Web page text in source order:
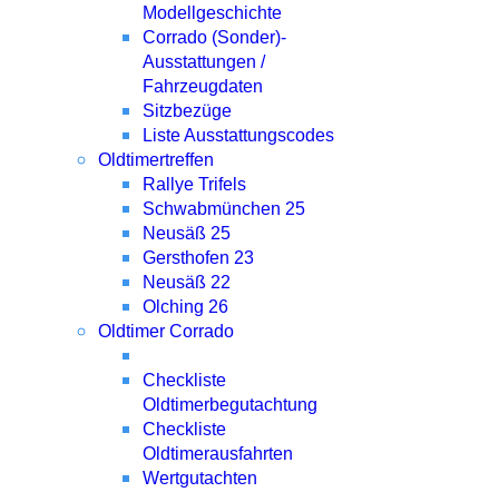
Modellgeschichte
Corrado (Sonder)-
Ausstattungen /
Fahrzeugdaten
Sitzbezüge
Liste Ausstattungscodes
Oldtimertreffen
Rallye Trifels
Schwabmünchen 25
Neusäß 25
Gersthofen 23
Neusäß 22
Olching 26
Oldtimer Corrado
Checkliste
Oldtimerbegutachtung
Checkliste
Oldtimerausfahrten
Wertgutachten